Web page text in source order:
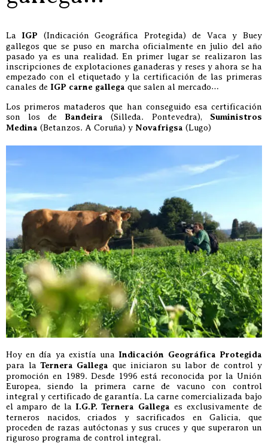
La IGP (Indicación Geográfica Protegida) de Vaca y Buey
gallegos que se puso en marcha oficialmente en julio del año
pasado ya es una realidad. En primer lugar se realizaron las
inscripciones de explotaciones ganaderas y reses y ahora se ha
empezado con el etiquetado y la certificación de las primeras
canales de IGP carne gallega que salen al mercado…
Los primeros mataderos que han conseguido esa certificación
son los de Bandeira (Silleda. Pontevedra), Suministros
Medina (Betanzos. A Coruña) y Novafrigsa (Lugo)
Hoy en día ya existía una Indicación Geográfica Protegida
para la Ternera Gallega que iniciaron su labor de control y
promoción en 1989. Desde 1996 está reconocida por la Unión
Europea, siendo la primera carne de vacuno con control
integral y certificado de garantía. La carne comercializada bajo
el amparo de la I.G.P. Ternera Gallega es exclusivamente de
terneros nacidos, criados y sacrificados en Galicia, que
proceden de razas autóctonas y sus cruces y que superaron un
riguroso programa de control integral.